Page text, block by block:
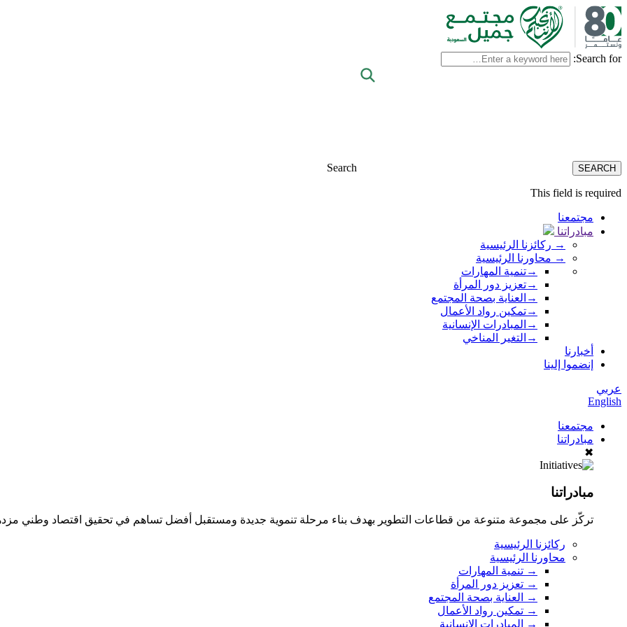
Search for:
Search
This field is required
مجتمعنا
مبادراتنا
→ ركائزنا الرئيسية
→ محاورنا الرئيسية
→تنمية المهارات
→تعزيز دور المرأة
→ العناية بصحة المجتمع
→تمكين رواد الأعمال
→ المبادرات الإنسانية
→ التغير المناخي
أخبارنا
إنضموا إلينا
عربي
English
مجتمعنا
مبادراتنا
✖
مبادراتنا
تركّز على مجموعة متنوعة من قطاعات التطوير بهدف بناء مرحلة تنموية جديدة ومستقبل أفضل تساهم في تحقيق اقتصاد وطني
ركائزنا الرئيسية
محاورنا الرئيسية
→ تنمية المهارات
→ تعزيز دور المرأة
→
العناية بصحة المجتمع
→ تمكين رواد الأعمال
→
المبادرات الإنسانية